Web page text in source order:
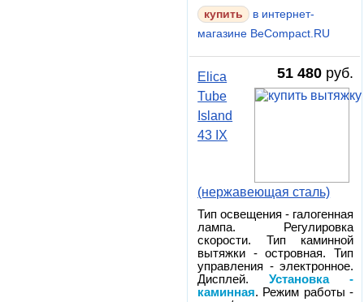
в интернет-
магазине BeCompact.RU
51 480 руб.
Elica
Tube
Island
43 IX
(нержавеющая сталь)
Тип освещения - галогенная
лампа. Регулировка
скорости. Тип каминной
вытяжки - островная. Тип
управления - электронное.
Дисплей.Установка -
каминная. Режим работы -